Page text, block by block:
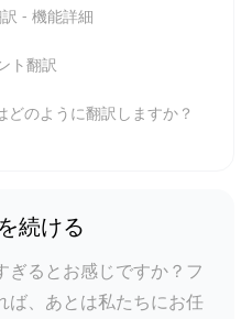
- 機能詳細
ト翻訳
どのように翻訳しますか？
続ける
ぎるとお感じですか？フ
ば、あとは私たちにお任